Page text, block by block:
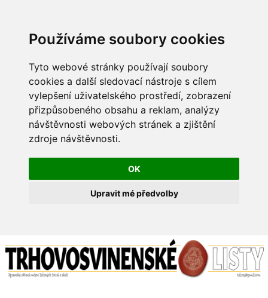
Používáme soubory cookies
Tyto webové stránky používají soubory
cookies a další sledovací nástroje s cílem
vylepšení uživatelského prostředí, zobrazení
přizpůsobeného obsahu a reklam, analýzy
návštěvnosti webových stránek a zjištění
zdroje návštěvnosti.
OK
Upravit mé předvolby